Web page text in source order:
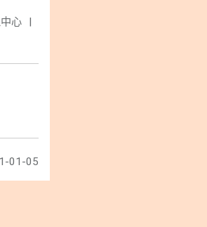
心 |
01-05